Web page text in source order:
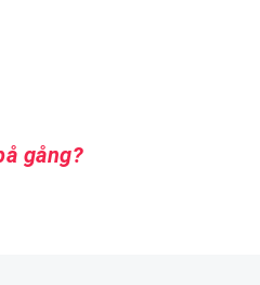
gång?